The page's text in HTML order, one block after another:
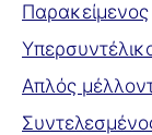
Παρακείμενος
Απλός